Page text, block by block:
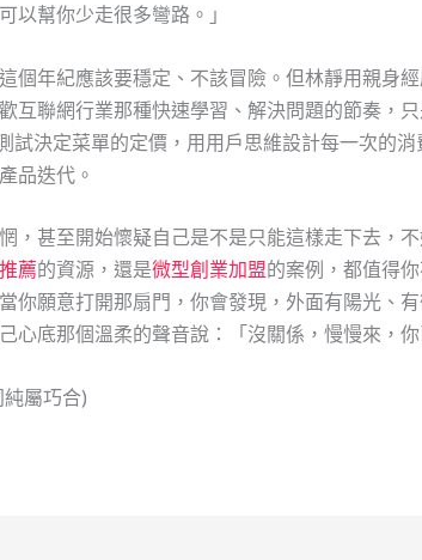
以幫你少走很多彎路。」
個年紀應該要穩定、不該冒險。但林靜用親身
互聯網行業那種快速學習、解決問題的節奏，
決定菜單的定價，用用戶思維設計每一次的
品迭代。
，甚至開始懷疑自己是不是只能這樣走下去，
薦的資源，還是微型創業加盟的案例，都值得
你願意打開那扇門，你會發現，外面有陽光、
底那個溫柔的聲音說：「沒關係，慢慢來，你
屬巧合)